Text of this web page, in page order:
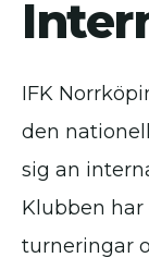
IFK
den
sig an
Klubben
turneringar